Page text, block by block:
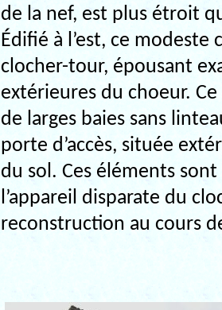
de la nef, est plus étroit
Édifié à l’est, ce
clocher-tour, épousant
extérieures du choeur.
de larges baies sans
porte d’accès, située
du sol. Ces éléments
l’appareil disparate du
reconstruction au cours